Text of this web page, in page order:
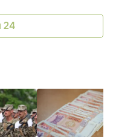
24